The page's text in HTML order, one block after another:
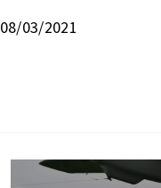
08/03/2021